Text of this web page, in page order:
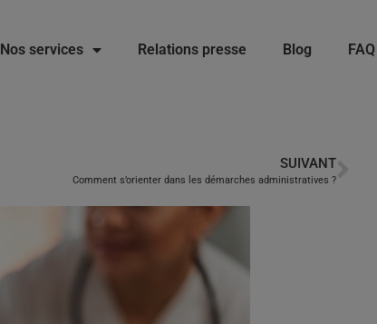
Nos services Relations presse Blog FAQ
SUIVANT
Comment s’orienter dans les démarches administratives ?